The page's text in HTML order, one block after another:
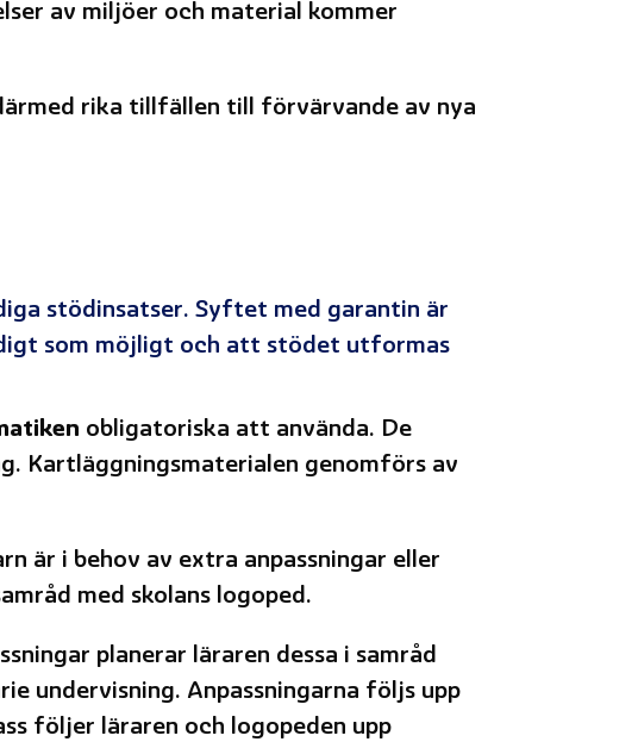
av miljöer och material kommer
rika tillfällen till förvärvande av nya
stödinsatser. Syftet med garantin är
som möjligt och att stödet utformas
obligatoriska att använda. De
Kartläggningsmaterialen genomförs av
är i behov av extra anpassningar eller
med skolans logoped.
planerar läraren dessa i samråd
undervisning. Anpassningarna följs upp
följer läraren och logopeden upp